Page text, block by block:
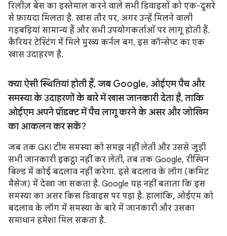
रिलीज़ बेस का इस्तेमाल करने वाले सभी डिवाइसों को एक-दूसरे
से फ़ायदा मिलता है. खास तौर पर, अगर उन्हें मिलने वाली
गड़बड़ियां सामान्य हैं और सभी उपयोगकर्ताओं पर लागू होती हैं.
कैरियर टेस्टिंग में मिले मुख्य कर्नल बग, इस कॉन्सेप्ट का एक
खास उदाहरण है.
क्या ऐसी स्थितियां होती हैं,जब Google, ओईएम पैच और
समस्या के उदाहरणों के बारे में खास जानकारी देता है,ताकि
ओईएम अपने प्रॉडक्ट में पैच लागू करने के असर और जोखिम
का आकलन कर सकें?
जब तक GKI टीम समस्या को समझ नहीं लेती और उससे जुड़ी
सभी जानकारी इकट्ठा नहीं कर लेती, तब तक Google, रीस्पिन
बिल्ड में कोई बदलाव नहीं करेगा. इसे बदलाव के लॉग (कमिट
मैसेज) में देखा जा सकता है. Google यह नहीं बताता कि इस
समस्या का असर किस डिवाइस पर पड़ा है. हालांकि, ओईएम को
बदलाव के लॉग में समस्या के बारे में जानकारी और उसका
समाधान हमेशा मिल सकता है.